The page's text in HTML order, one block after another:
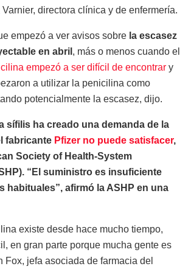
directora clínica y de enfermería.
empezó a ver avisos sobre la escasez
en abril , más o menos cuando el
empezó a ser difícil de encontrar y
a utilizar la penicilina como
potencialmente la escasez, dijo.
sífilis ha creado una demanda de la
fabricante Pfizer no puede satisfacer,
Society of Health-System
“El suministro es insuficiente
habituales”, afirmó la ASHP en una
existe desde hace mucho tiempo,
en gran parte porque mucha gente es
Fox, jefa asociada de farmacia del